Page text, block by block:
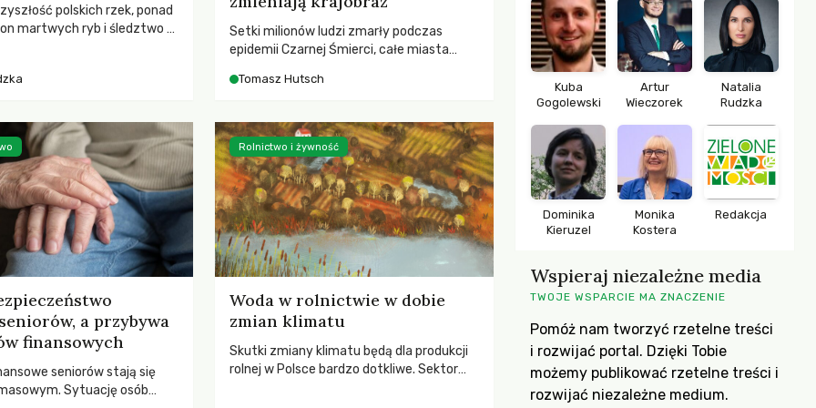
polskich rzek, ponad
martwych ryb i śledztwo z
by prace modernizacyjne
śmierci rzeki.
Setki milionów ludzi zmarły podczas
epidemii Czarnej Śmierci, całe miasta
pierwsze liście nowych dębów rozwijały
podnosiła się po jednej z największych
katastrof w swoich dziejach.
Tomasz Hutsch
a przybywa
finansowych
seniorów stają się
Sytuację osób
Woda w rolnictwie w dobie
zmian klimatu
Skutki zmiany klimatu będą dla produkcji
rolnej w Polsce bardzo dotkliwe. Sektor
Rolnictwo i żywność
Kuba
Gogolewski
Artur
Wieczorek
Natalia
Rudzka
Dominika
Kieruzel
Monika
Kostera
Redakcja
Wspieraj niezależne media
TWOJE WSPARCIE MA ZNACZENIE
Pomóż nam tworzyć rzetelne treści
i rozwijać portal. Dzięki Tobie
możemy publikować rzetelne treści i
rozwijać niezależne medium.